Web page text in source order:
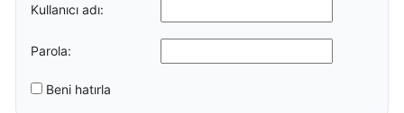
Kullanıcı adı:
Parola:
Beni hatırla